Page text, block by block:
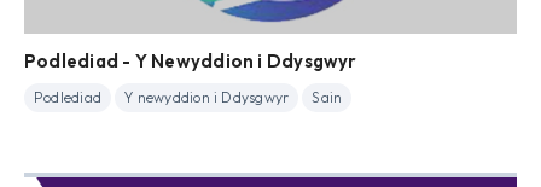
Podlediad - Y Newyddion i Ddysgwyr
Podlediad Y newyddion i Ddysgwyr Sain